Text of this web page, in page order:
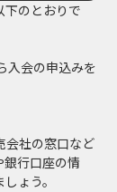
下のとおりで
入会の申込みを
会社の窓口など
行口座の情
ょう。